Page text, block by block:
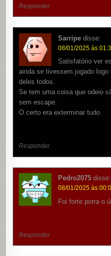
Responder
Sarripe disse:
08/01/2025 às
Satisfatório ver
ainda se tivessem.jogado
deles todos.
Se tem uma coisa que odeio
sem escape.
O certo era exterminar tudo.
Responder
Pedro2075 disse:
08/01/2025 às
Foi forte porra o
Responder